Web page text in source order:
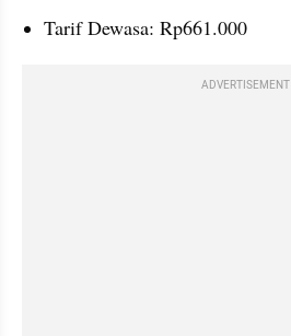
Tarif Dewasa: Rp661.000
ADVERTISEMENT